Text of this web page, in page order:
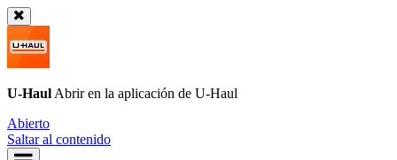
U-Haul Abrir en la aplicación de U-Haul
Abierto
Saltar al contenido